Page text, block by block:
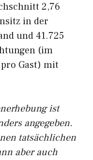
2,76
in der
und 41.725
(im
Gast) mit
ist
angegeben.
tatsächlichen
aber auch